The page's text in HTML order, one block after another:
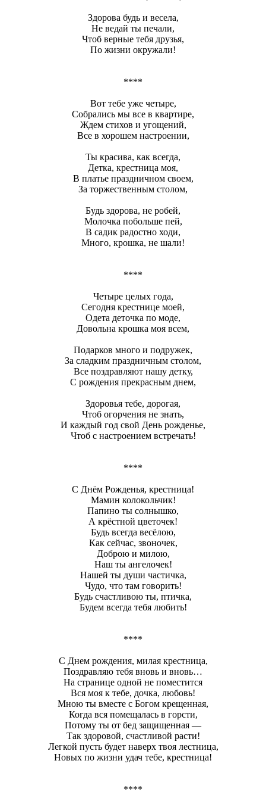
Здорова будь и весела,
Не ведай ты печали,
Чтоб верные тебя друзья,
По жизни окружали!
****
Вот тебе уже четыре,
Собрались мы все в квартире,
Ждем стихов и угощений,
Все в хорошем настроении,
Ты красива, как всегда,
Детка, крестница моя,
В платье праздничном своем,
За торжественным столом,
Будь здорова, не робей,
Молочка побольше пей,
В садик радостно ходи,
Много, крошка, не шали!
****
Четыре целых года,
Сегодня крестнице моей,
Одета деточка по моде,
Довольна крошка моя всем,
Подарков много и подружек,
За сладким праздничным столом,
Все поздравляют нашу детку,
С рождения прекрасным днем,
Здоровья тебе, дорогая,
Чтоб огорчения не знать,
И каждый год свой День рожденье,
Чтоб с настроением встречать!
****
С Днём Рожденья, крестница!
Мамин колокольчик!
Папино ты солнышко,
А крёстной цветочек!
Будь всегда весёлою,
Как сейчас, звоночек,
Доброю и милою,
Наш ты ангелочек!
Нашей ты души частичка,
Чудо, что там говорить!
Будь счастливою ты, птичка,
Будем всегда тебя любить!
****
С Днем рождения, милая крестница,
Поздравляю тебя вновь и вновь…
На странице одной не поместится
Вся моя к тебе, дочка, любовь!
Мною ты вместе с Богом крещенная,
Когда вся помещалась в горсти,
Потому ты от бед защищенная —
Так здоровой, счастливой расти!
Легкой пусть будет наверх твоя лестница,
Новых по жизни удач тебе, крестница!
****